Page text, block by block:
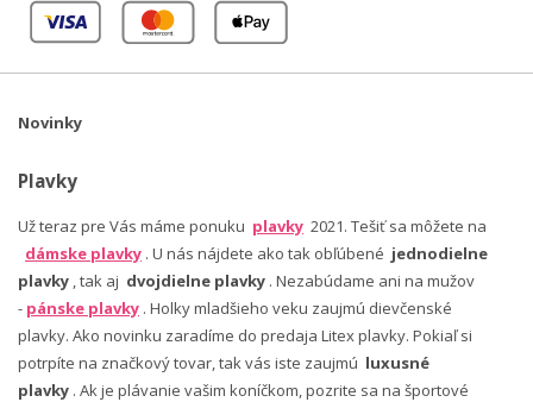
Novinky
Plavky
Už teraz pre Vás máme ponuku plavky 2021. Tešiť sa môžete na
dámske plavky . U nás nájdete ako tak obľúbené jednodielne
plavky , tak aj dvojdielne plavky . Nezabúdame ani na mužov
- pánske plavky . Holky mladšieho veku zaujmú dievčenské
plavky. Ako novinku zaradíme do predaja Litex plavky. Pokiaľ si
potrpíte na značkový tovar, tak vás iste zaujmú luxusné
plavky . Ak je plávanie vašim koníčkom, pozrite sa na športové